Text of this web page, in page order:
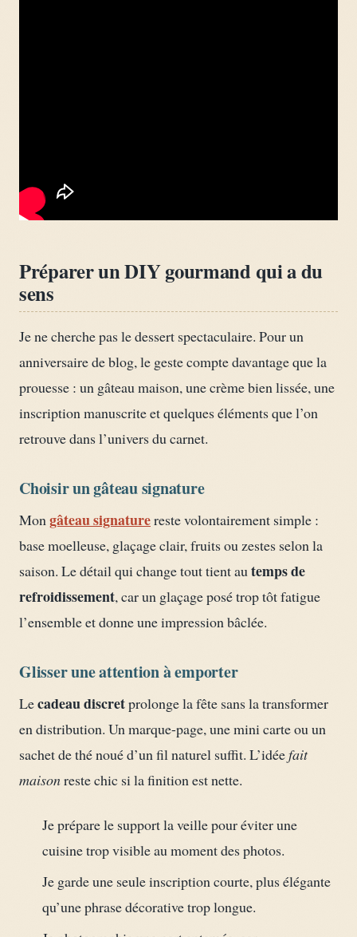
Préparer un DIY gourmand qui a du
sens
Je ne cherche pas le dessert spectaculaire. Pour un
anniversaire de blog, le geste compte davantage que la
prouesse : un gâteau maison, une crème bien lissée, une
inscription manuscrite et quelques éléments que l’on
retrouve dans l’univers du carnet.
Choisir un gâteau signature
Mon gâteau signaturereste volontairement simple :
base moelleuse, glaçage clair, fruits ou zestes selon la
saison. Le détail qui change tout tient au temps de
refroidissement, car un glaçage posé trop tôt fatigue
l’ensemble et donne une impression bâclée.
Glisser une attention à emporter
Lecadeau discretprolonge la fête sans la transformer
en distribution. Un marque-page, une mini carte ou un
sachet de thé noué d’un fil naturel suffit. L’idéefait
maisonreste chic si la finition est nette.
Je prépare le support la veille pour éviter une
cuisine trop visible au moment des photos.
Je garde une seule inscription courte, plus élégante
qu’une phrase décorative trop longue.